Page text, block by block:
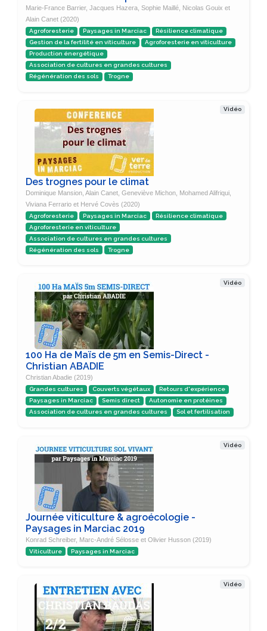
Marie-France Barrier, Jacques Hazera, Sophie Maillé, Nicolas Gouix et
Alain Canet (2020)
Agroforesterie Paysages in Marciac
Résilience climatique
Gestion de la fertilité en viticulture
Agroforesterie en viticulture
Production énergétique
Association de cultures en grandes cultures
Régénération des sols
Trogne
Vidéo
Des trognes pour le climat
Dominique Mansion, Alain Canet, Geneviève Michon, Mohamed Alifriqui,
Viviana Ferrario et Hervé Covès (2020)
Agroforesterie Paysages in Marciac
Résilience climatique
Agroforesterie en viticulture
Association de cultures en grandes cultures
Régénération des sols
Trogne
Vidéo
100 Ha de Maïs de 5m en Semis-Direct -
Christian ABADIE
Christian Abadie (2019)
Grandes cultures Couverts végétaux
Retours d'expérience
Paysages in Marciac
Semis direct
Autonomie en protéines
Association de cultures en grandes cultures
Sol et fertilisation
Vidéo
Journée viticulture & agroécologie -
Paysages in Marciac 2019
Konrad Schreiber, Marc-André Sélosse et Olivier Husson (2019)
Viticulture Paysages in Marciac
Vidéo